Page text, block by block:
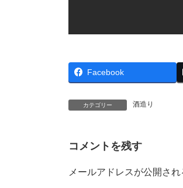
Facebook
カテゴリー 酒造り
コメントを残す
メールアドレスが公開され